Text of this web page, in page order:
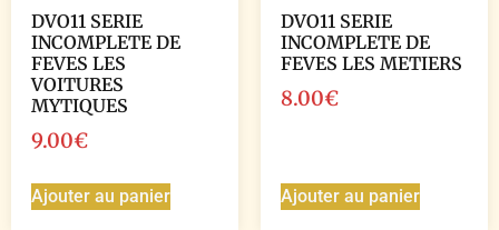
DVO11 SERIE
INCOMPLETE DE
FEVES LES
VOITURES
MYTIQUES
9.00€
Ajouter au panier
DVO11 SERIE
INCOMPLETE DE
FEVES LES METIERS
8.00€
Ajouter au panier